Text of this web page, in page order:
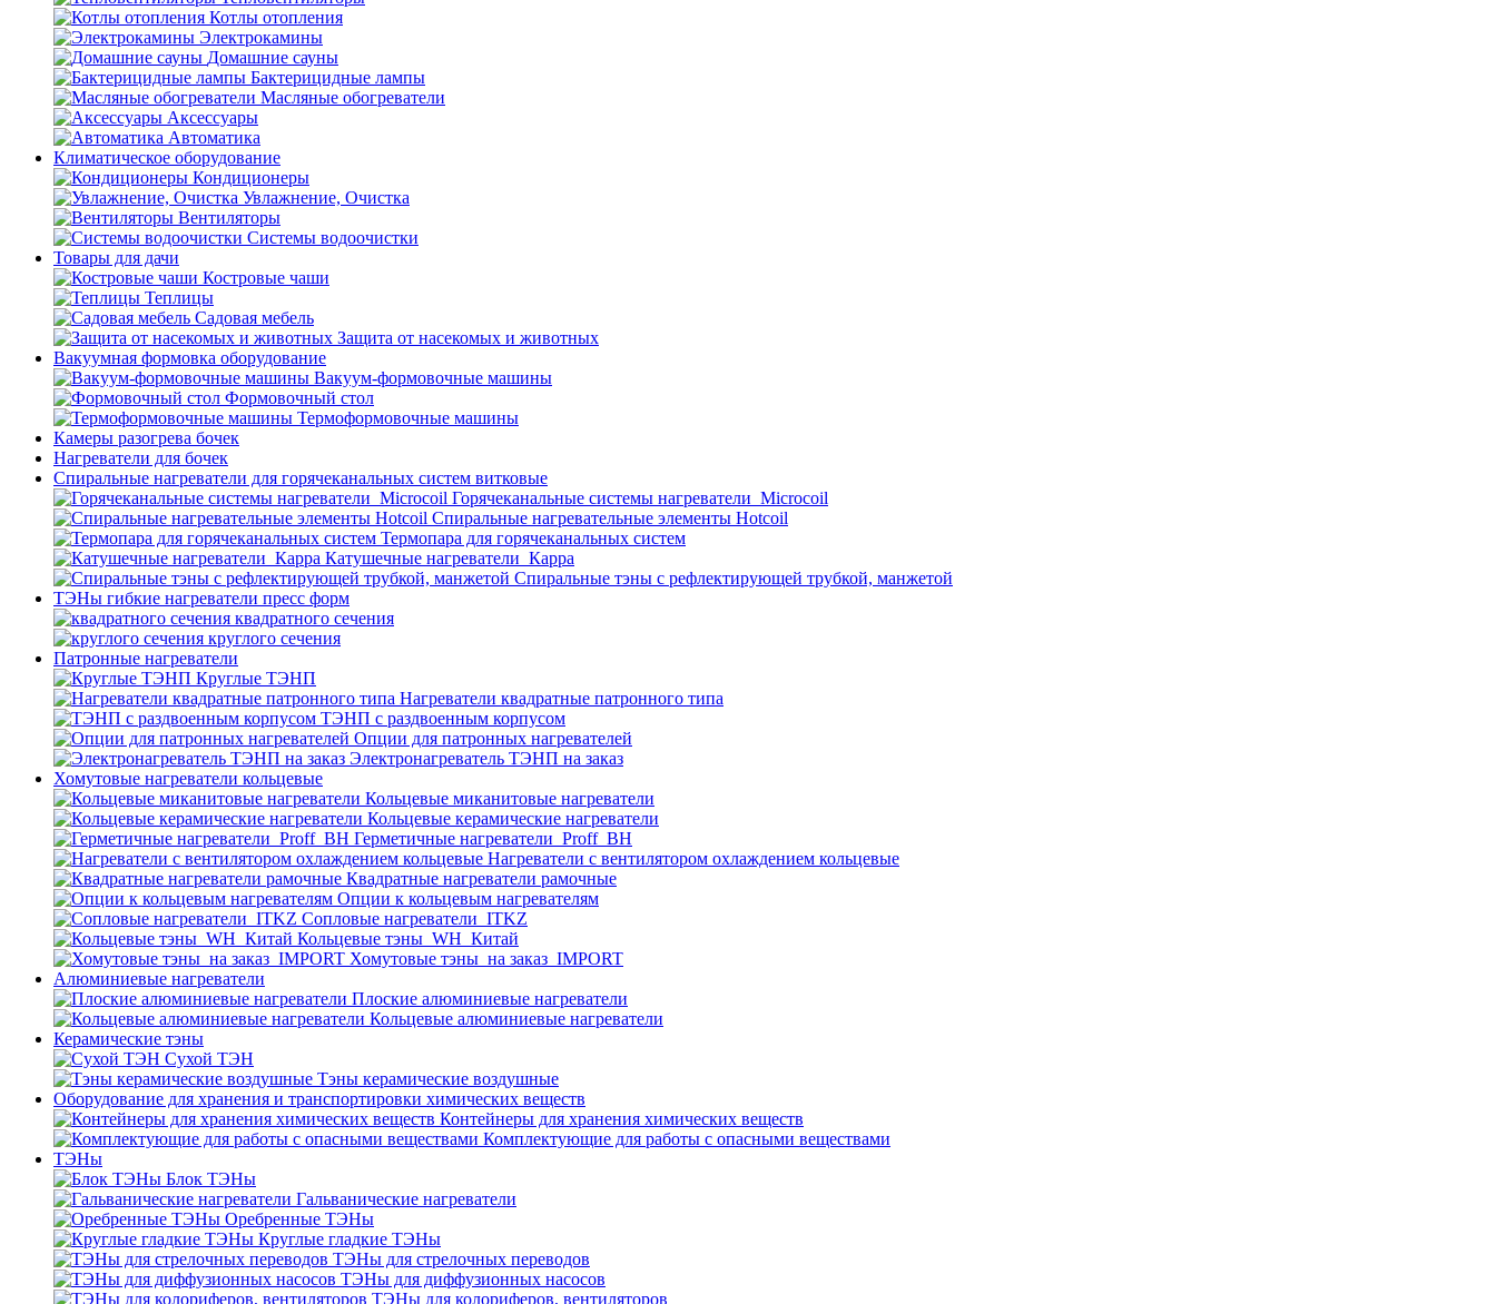
Котлы отопления
Электрокамины
Домашние сауны
Бактерицидные лампы
Масляные обогреватели
Аксессуары
Автоматика
Климатическое оборудование
Кондиционеры
Увлажнение, Очистка
Вентиляторы
Системы водоочистки
Товары для дачи
Костровые чаши
Теплицы
Садовая мебель
Защита от насекомых и животных
Вакуумная формовка оборудование
Вакуум-формовочные машины
Формовочный стол
Термоформовочные машины
Камеры разогрева бочек
Нагреватели для бочек
Спиральные нагреватели для горячеканальных систем витковые
Горячеканальные системы нагреватели_Microcoil
Спиральные нагревательные элементы Hotcoil
Термопара для горячеканальных систем
Катушечные нагреватели_Карра
Спиральные тэны с рефлектирующей трубкой, манжетой
ТЭНы гибкие нагреватели пресс форм
квадратного сечения
круглого сечения
Патронные нагреватели
Круглые ТЭНП
Нагреватели квадратные патронного типа
ТЭНП с раздвоенным корпусом
Опции для патронных нагревателей
Электронагреватель ТЭНП на заказ
Хомутовые нагреватели кольцевые
Кольцевые миканитовые нагреватели
Кольцевые керамические нагреватели
Герметичные нагреватели_Proff_BH
Нагреватели с вентилятором охлаждением кольцевые
Квадратные нагреватели рамочные
Опции к кольцевым нагревателям
Cопловые нагреватели_ITKZ
Кольцевые тэны_WH_Китай
Хомутовые тэны_на заказ_IMPORT
Алюминиевые нагреватели
Плоские алюминиевые нагреватели
Кольцевые алюминиевые нагреватели
Керамические тэны
Сухой ТЭН
Тэны керамические воздушные
Оборудование для хранения и транспортировки химических веществ
Контейнеры для хранения химических веществ
Комплектующие для работы с опасными веществами
ТЭНы
Блок ТЭНы
Гальванические нагреватели
Оребренные ТЭНы
Круглые гладкие ТЭНы
ТЭНы для стрелочных переводов
ТЭНы для диффузионных насосов
ТЭНы для колориферов, вентиляторов